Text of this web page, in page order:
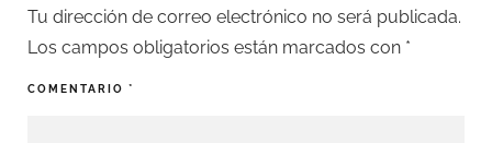
Tu dirección de correo electrónico no será publicada.
Los campos obligatorios están marcados con *
COMENTARIO *